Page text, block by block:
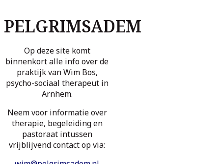
PELGRIMSADEM
Op deze site komt
binnenkort alle info over de
praktijk van Wim Bos,
psycho-sociaal therapeut in
Arnhem.
Neem voor informatie over
therapie, begeleiding en
pastoraat intussen
vrijblijvend contact op via: